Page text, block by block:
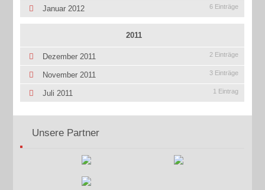
Januar 2012 6 Einträge
2011
Dezember 2011 2 Einträge
November 2011 3 Einträge
Juli 2011 1 Eintrag
Unsere Partner